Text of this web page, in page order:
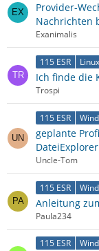
Provider-
Nachrichten
Exanimalis
115 ESR Linux
Ich finde die
Trospi
115 ESR
geplante
Uncle-Tom
115 ESR
Anleitung
Paula234
115 ESR